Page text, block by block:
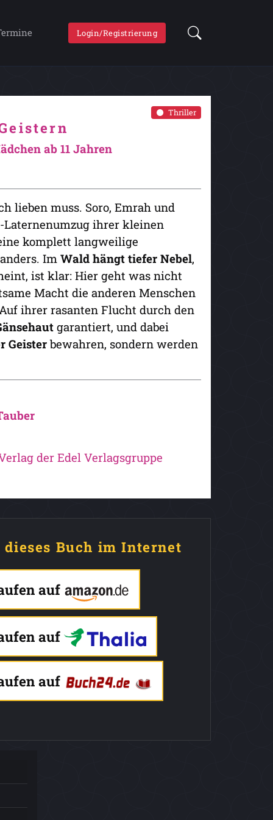
Login/Registrierung
Thriller
ab 11 Jahren
lieben muss. Soro, Emrah und
ihrer kleinen
komplett langweilige
Im Wald hängt tiefer Nebel,
ist klar: Hier geht was nicht
Macht die anderen Menschen
ihrer rasanten Flucht durch den
garantiert, und dabei
Geisterbewahren, sondern werden
der Edel Verlagsgruppe
dieses Buch im Internet
auf
auf
auf